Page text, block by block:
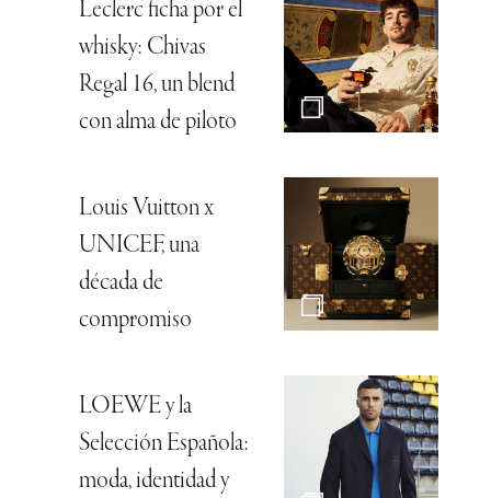
Leclerc ficha por el
whisky: Chivas
Regal 16, un blend
con alma de piloto
Louis Vuitton x
UNICEF, una
década de
compromiso
LOEWE y la
Selección Española:
moda, identidad y